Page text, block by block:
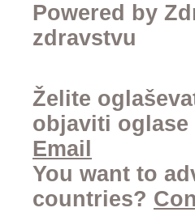
Powered by
zdravstvu
Želite
objaviti
Email
You want to
countries?